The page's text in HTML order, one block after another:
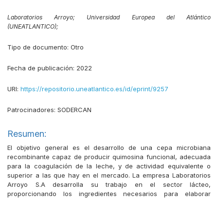
Laboratorios Arroyo; Universidad Europea del Atlántico
(UNEATLANTICO);
Tipo de documento: Otro
Fecha de publicación: 2022
URI: https://repositorio.uneatlantico.es/id/eprint/9257
Patrocinadores: SODERCAN
Resumen:
El objetivo general es el desarrollo de una cepa microbiana
recombinante capaz de producir quimosina funcional, adecuada
para la coagulación de la leche, y de actividad equivalente o
superior a las que hay en el mercado. La empresa Laboratorios
Arroyo S.A desarrolla su trabajo en el sector lácteo,
proporcionando los ingredientes necesarios para elaborar